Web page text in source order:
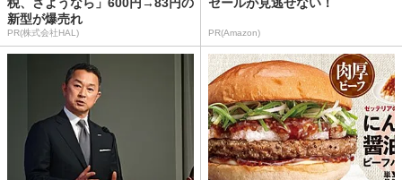
新型が爆売れ
PR(株式会社HAL) PR(Amazon)